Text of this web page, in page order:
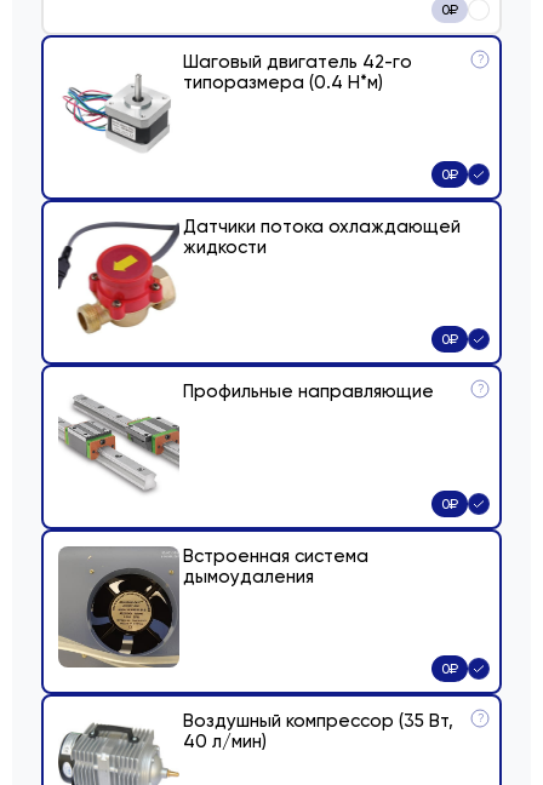
0₽
Шаговый двигатель 42-го
типоразмера (0.4 Н*м)
?
0₽
Датчики потока охлаждающей
жидкости
0₽
Профильные направляющие ?
0₽
Встроенная система
дымоудаления
0₽
Воздушный компрессор (35 Вт,
40 л/мин)
?